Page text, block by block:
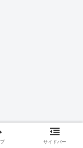
サイドバー